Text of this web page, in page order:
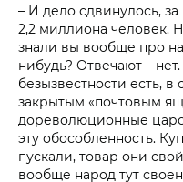
– И дело сдвинулось,
2,2 миллиона человек.
знали вы вообще про
нибудь? Отвечают –
безызвестности есть,
закрытым «почтовым
дореволюционные
эту обособленность.
пускали, товар они
вообще народ тут